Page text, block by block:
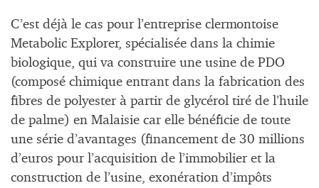
C’est déjà le cas pour l’entreprise clermontoise
Metabolic Explorer, spécialisée dans la chimie
biologique, qui va construire une usine de PDO
(composé chimique entrant dans la fabrication des
fibres de polyester à partir de glycérol tiré de l’huile
de palme) en Malaisie car elle bénéficie de toute
une série d’avantages (financement de 30 millions
d’euros pour l’acquisition de l’immobilier et la
construction de l’usine, exonération d’impôts